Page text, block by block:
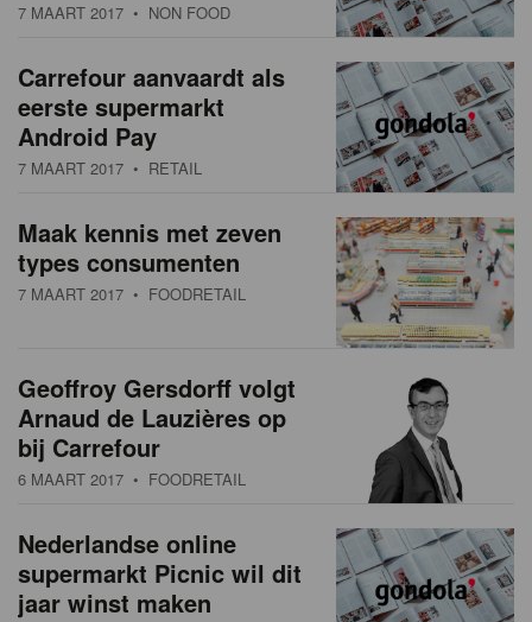
7 MAART 2017 • NON FOOD
Carrefour aanvaardt als
eerste supermarkt
Android Pay
7 MAART 2017 • RETAIL
Maak kennis met zeven
types consumenten
7 MAART 2017 • FOODRETAIL
Geoffroy Gersdorff volgt
Arnaud de Lauzières op
bij Carrefour
6 MAART 2017 • FOODRETAIL
Nederlandse online
supermarkt Picnic wil dit
jaar winst maken